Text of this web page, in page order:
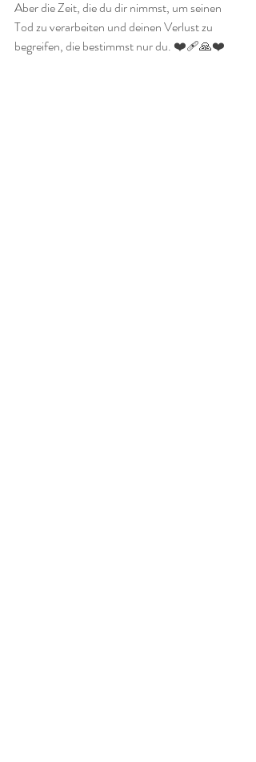
Aber die Zeit, die du dir nimmst, um seinen
Tod zu verarbeiten und deinen Verlust zu
begreifen, die bestimmst nur du. ❤️‍🩹🙏❤️